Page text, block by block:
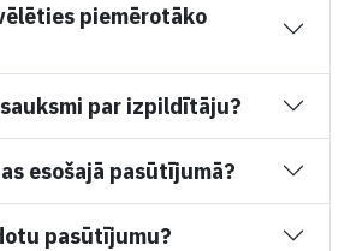
piemērotāko
par izpildītāju?
esošajā pasūtījumā?
pasūtījumu?